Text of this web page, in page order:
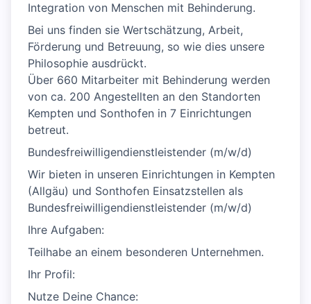
Integration von Menschen mit Behinderung.
Bei uns finden sie Wertschätzung, Arbeit,
Förderung und Betreuung, so wie dies unsere
Philosophie ausdrückt.
Über 660 Mitarbeiter mit Behinderung werden
von ca. 200 Angestellten an den Standorten
Kempten und Sonthofen in 7 Einrichtungen
betreut.
Bundesfreiwilligendienstleistender (m/w/d)
Wir bieten in unseren Einrichtungen in Kempten
(Allgäu) und Sonthofen Einsatzstellen als
Bundesfreiwilligendienstleistender (m/w/d)
Ihre Aufgaben:
Teilhabe an einem besonderen Unternehmen.
Ihr Profil:
Nutze Deine Chance: